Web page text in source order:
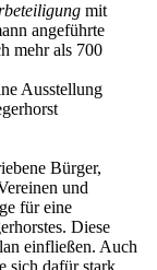
mit
angeführte
mehr als 700
Ausstellung
Bürger,
und
für eine
Diese
einfließen. Auch
sich dafür stark